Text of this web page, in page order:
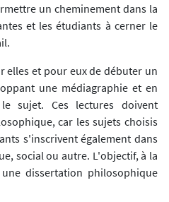
un cheminement dans la
et les étudiants à cerner le
elles et pour eux de débuter un
une médiagraphie et en
sujet. Ces lectures doivent
car les sujets choisis
s'inscrivent également dans
social ou autre. L'objectif, à la
dissertation philosophique